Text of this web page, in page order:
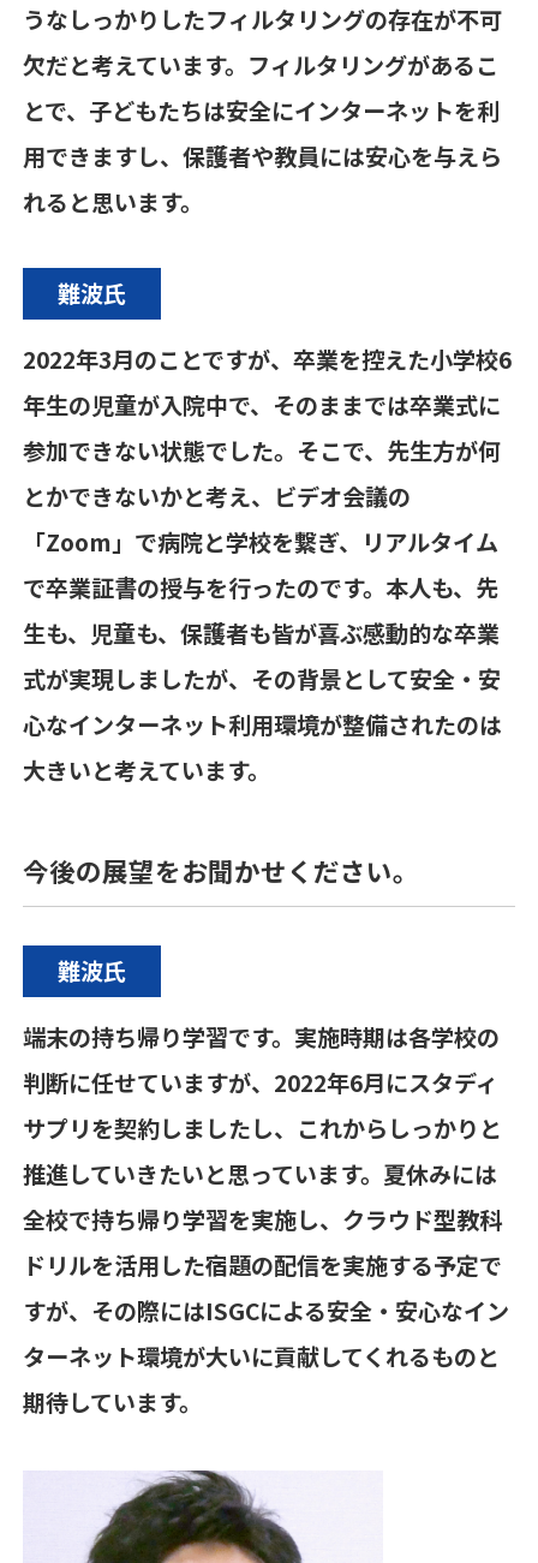
うなしっかりしたフィルタリングの存在が不可
欠だと考えています。フィルタリングがあるこ
とで、子どもたちは安全にインターネットを利
用できますし、保護者や教員には安心を与えら
れると思います。
難波氏
2022年3月のことですが、卒業を控えた小学校6
年生の児童が入院中で、そのままでは卒業式に
参加できない状態でした。そこで、先生方が何
とかできないかと考え、ビデオ会議の
「Zoom 」で病院と学校を繋ぎ、リアルタイム
で卒業証書の授与を行ったのです。本人も、先
生も、児童も、保護者も皆が喜ぶ感動的な卒業
式が実現しましたが、その背景として安全・安
心なインターネット利用環境が整備されたのは
大きいと考えています。
今後の展望をお聞かせください。
難波氏
端末の持ち帰り学習です。実施時期は各学校の
判断に任せていますが、 2022年6月にスタディ
サプリを契約しましたし、これからしっかりと
推進していきたいと思っています。夏休みには
全校で持ち帰り学習を実施し、クラウド型教科
ドリルを活用した宿題の配信を実施する予定で
すが、その際にはISGCによる安全・安心なイン
ターネット環境が大いに貢献してくれるものと
期待しています。